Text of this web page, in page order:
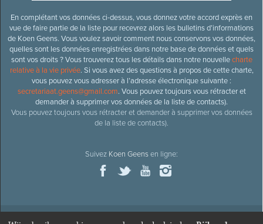
En complétant vos données ci-dessus, vous donnez votre accord exprès en
vue de faire partie de la liste pour recevrez alors les bulletins d’informations
de Koen Geens. Vous voulez savoir comment nous conservons vos données,
quelles sont les données enregistrées dans notre base de données et quels
sont vos droits ? Vous trouverez tous les détails dans notre nouvellecharte
relative à la vie privée. Si vous avez des questions à propos de cette charte,
vous pouvez vous adresser à l’adresse électronique suivante :
secretariaat.geens@gmail.com. Vous pouvez toujours vous rétracter et
demander à supprimer vos données de la liste de contacts).
Vous pouvez toujours vous rétracter et demander à supprimer vos données
de la liste de contacts).
Suivez Koen Geensen ligne: